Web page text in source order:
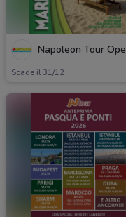
Scade il 31/12